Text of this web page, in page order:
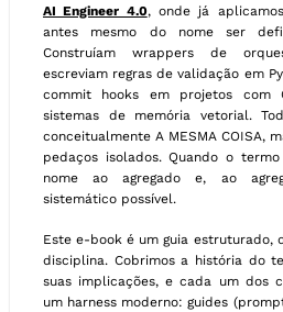
AI Engineer 4.0, onde já
antes mesmo do nome ser
Construíam wrappers de
escreviam regras de validação em
commit hooks em projetos com
sistemas de memória vetorial.
conceitualmente A MESMA COISA,
pedaços isolados. Quando o termo
nome ao agregado e, ao
sistemático possível.
Este e-book é um guia estruturado,
disciplina. Cobrimos a história do
suas implicações, e cada um dos
um harness moderno: guides